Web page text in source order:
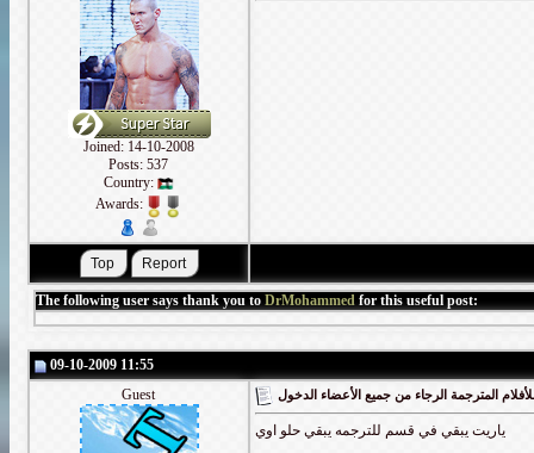
Joined: 14-10-2008
Posts: 537
Country:
Awards:
The following user says thank you to DrMohammed for this useful post:
09-10-2009 11:55
Guest
المترجمة الرجاء من جميع الأعضاء الدخول
ياريت يبقي في قسم للترجمه يبقي حلو اوي